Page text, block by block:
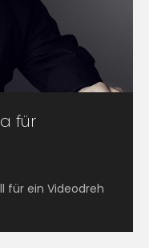
für
für ein Videodreh